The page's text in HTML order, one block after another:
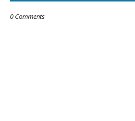
0 Comments